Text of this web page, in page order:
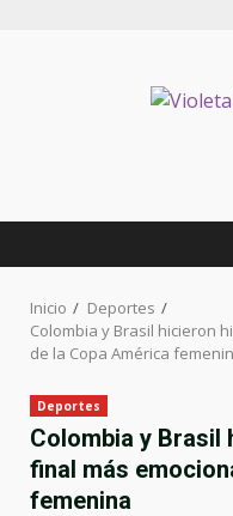
Inicio
Deportes
Colombia y Brasil hicieron
de la Copa América
Deportes
Colombia y Brasil
final más
femenina